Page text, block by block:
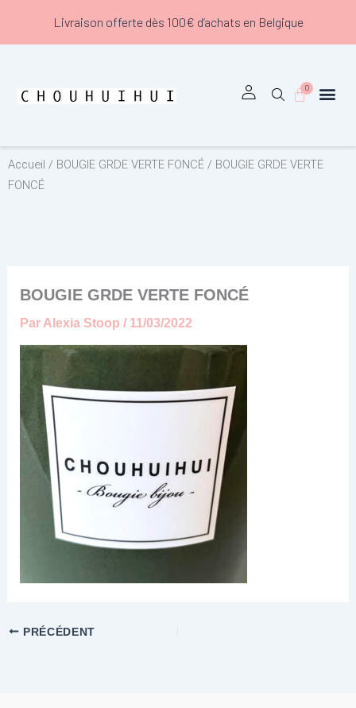
Livraison offerte dès 100€ d’achats en Belgique
0
Panier
Accueil / BOUGIE GRDE VERTE FONCÉ / BOUGIE GRDE VERTE
FONCÉ
BOUGIE GRDE VERTE FONCÉ
Par Alexia Stoop / 11/03/2022
PRÉCÉDENT